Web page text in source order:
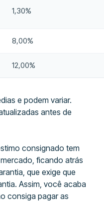
1,30%
8,00%
12,00%
e podem variar.
antes de
consignado tem
ficando atrás
que exige que
Assim, você acaba
consiga pagar as